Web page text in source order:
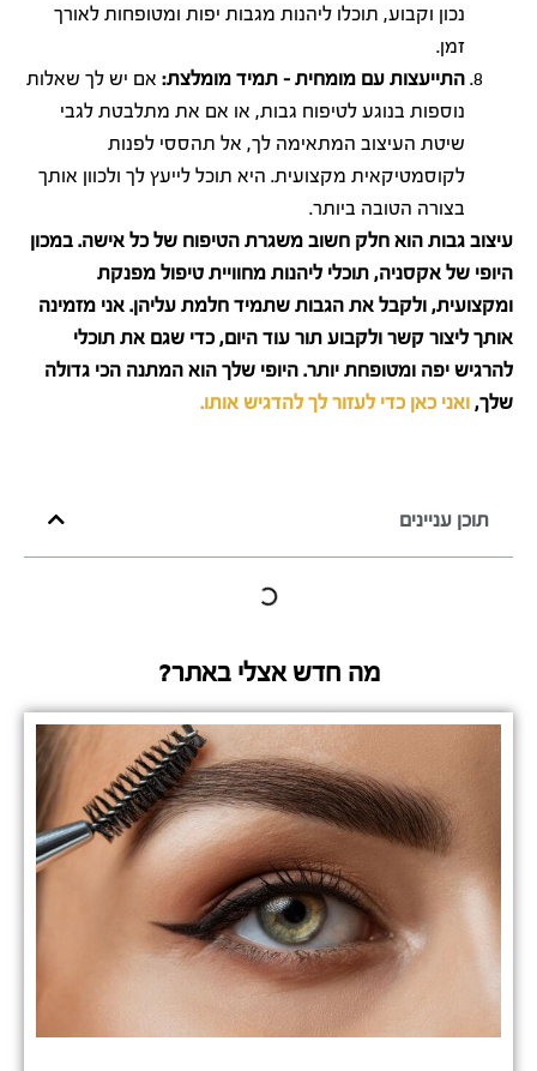
נכון וקבוע, תוכלו ליהנות מגבות יפות ומטופחות לאורך
זמן.
התייעצות עם מומחית – תמיד מומלצת: אם יש לך שאלות
נוספות בנוגע לטיפוח גבות, או אם את מתלבטת לגבי
שיטת העיצוב המתאימה לך, אל תהססי לפנות
לקוסמטיקאית מקצועית. היא תוכל לייעץ לך ולכוון אותך
בצורה הטובה ביותר.
עיצוב גבות הוא חלק חשוב משגרת הטיפוח של כל אישה. במכון
היופי של אקסניה, תוכלי ליהנות מחוויית טיפול מפנקת
ומקצועית, ולקבל את הגבות שתמיד חלמת עליהן. אני מזמינה
אותך ליצור קשר ולקבוע תור עוד היום, כדי שגם את תוכלי
להרגיש יפה ומטופחת יותר. היופי שלך הוא המתנה הכי גדולה
שלך, ואני כאן כדי לעזור לך להדגיש אותו.
תוכן עניינים
מה חדש אצלי באתר?